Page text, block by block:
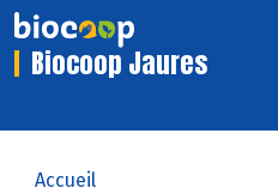
Biocoop Jaures
Accueil